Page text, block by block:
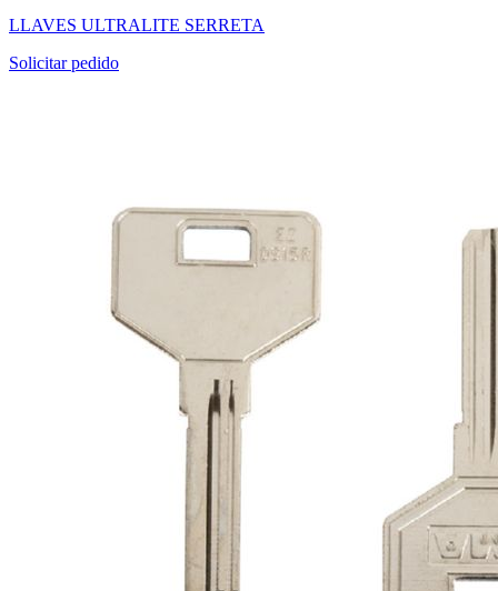
LLAVES ULTRALITE SERRETA
Solicitar pedido